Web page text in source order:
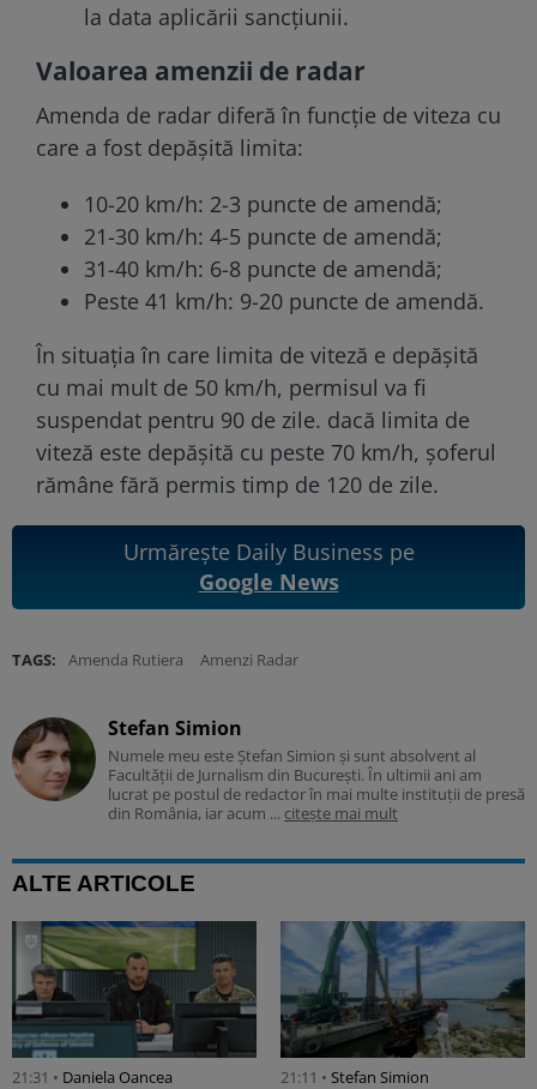
la data aplicării sancțiunii.
Valoarea amenzii de radar
Amenda de radar diferă în funcție de viteza cu
care a fost depășită limita:
10-20 km/h: 2-3 puncte de amendă;
21-30 km/h: 4-5 puncte de amendă;
31-40 km/h: 6-8 puncte de amendă;
Peste 41 km/h: 9-20 puncte de amendă.
În situația în care limita de viteză e depășită
cu mai mult de 50 km/h, permisul va fi
suspendat pentru 90 de zile. dacă limita de
viteză este depășită cu peste 70 km/h, șoferul
rămâne fără permis timp de 120 de zile.
Urmărește Daily Business pe
Google News
TAGS: Amenda Rutiera Amenzi Radar
Stefan Simion
Numele meu este Ștefan Simion și sunt absolvent al
Facultății de Jurnalism din București. În ultimii ani am
lucrat pe postul de redactor în mai multe instituții de presă
din România, iar acum ... citește mai mult
ALTE ARTICOLE
21:31 • Daniela Oancea 21:11 • Stefan Simion